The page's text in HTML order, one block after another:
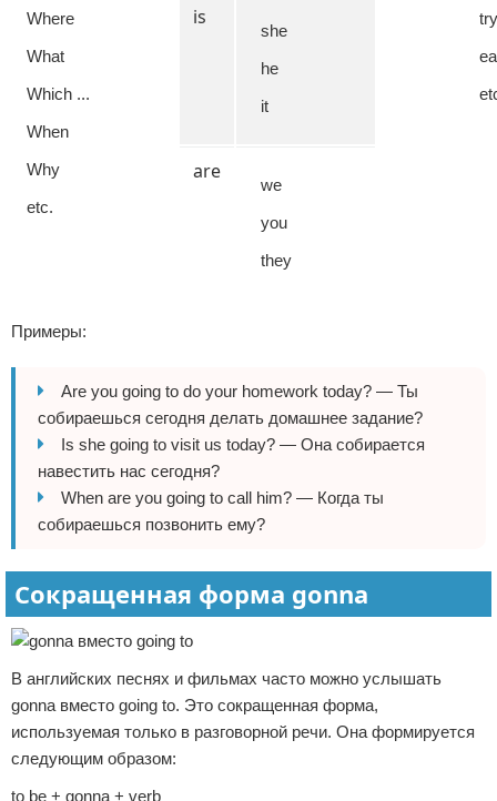
Where
What
Which ...
When
Why
etc.
try
is
she
he
it
are
we
you
they
Примеры:
Are you going to do your homework today? — Ты
собираешься сегодня делать домашнее задание?
Is she going to visit us today? — Она собирается
навестить нас сегодня?
When are you going to call him? — Когда ты
собираешься позвонить ему?
Сокращенная форма gonna
В английских песнях и фильмах часто можно услышать
gonna вместо going to. Это сокращенная форма,
используемая только в разговорной речи. Она формируется
следующим образом:
to be + gonna + verb